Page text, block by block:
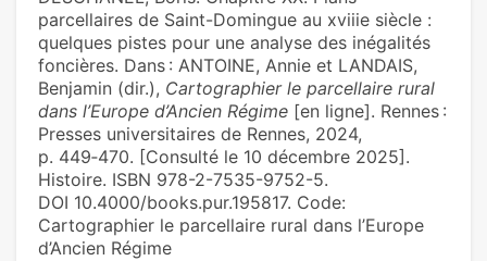
parcellaires de Saint-Domingue au xviiie siècle :
quelques pistes pour une analyse des inégalités
foncières. Dans : ANTOINE, Annie et LANDAIS,
Benjamin (dir.), Cartographier le parcellaire rural
dans l’Europe d’Ancien Régime [en ligne]. Rennes :
Presses universitaires de Rennes, 2024,
p. 449‑470. [Consulté le 10 décembre 2025].
Histoire. ISBN 978-2-7535-9752-5.
DOI 10.4000/books.pur.195817. Code:
Cartographier le parcellaire rural dans l’Europe
d’Ancien Régime